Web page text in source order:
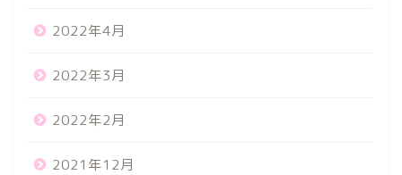
2022年4月
2022年3月
2022年2月
2021年12月